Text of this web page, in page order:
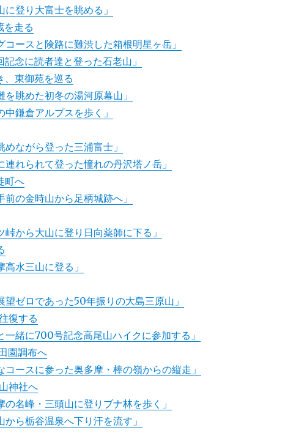
に登り大富士を眺める」
を走る
コースと険路に難渋した箱根明星ヶ岳」
記念に読者達と登った石老山」
、東御苑を巡る
を眺めた初冬の湯河原幕山」
中鎌倉アルプスを歩く」
めながら登った三浦富士」
連れられて登った憧れの丹沢塔ノ岳」
町へ
前の金時山から足柄城跡へ」
峠から大山に登り日向薬師に下る」
高水三山に登る」
望ゼロであった50年振りの大島三原山」
復する
一緒に700号記念高尾山ハイクに参加する」
園調布へ
コースに参った奥多摩・棒の嶺からの縦走」
神社へ
の名峰・三頭山に登りブナ林を歩く」
から栃谷温泉へ下り汗を流す」